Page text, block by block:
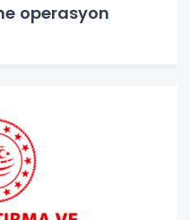
operasyon